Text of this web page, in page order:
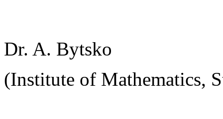
Dr. A. Bytsko
(Institute of Mathematics,